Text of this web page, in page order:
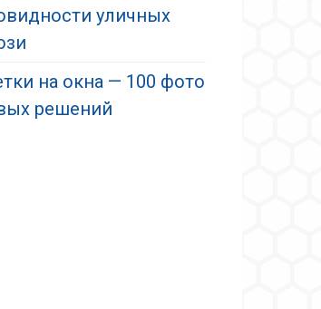
уличных
на окна — 100 фото
решений